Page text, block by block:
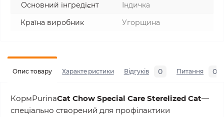
Основний інгредієнт
Індичка
Країна виробник
Угорщина
Опис товару Характеристики Відгуків 0 Питання 0
КормPurinaCat Chow Special Care Sterelized Cat—
спеціально створений для профілактики